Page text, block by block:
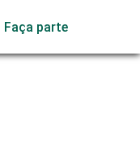
Faça parte